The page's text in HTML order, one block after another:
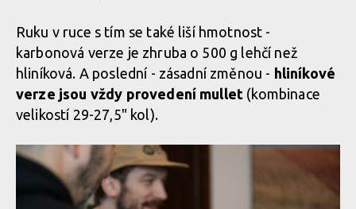
Do spojky se vkládá karbonová trubka
Ruku v ruce s tím se také liší hmotnost -
karbonová verze je zhruba o 500 g lehčí než
hliníková. A poslední - zásadní změnou - hliníkové
verze jsou vždy provedení mullet (kombinace
velikostí 29-27,5" kol).